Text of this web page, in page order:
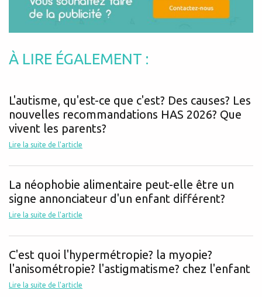
À LIRE ÉGALEMENT :
L'autisme, qu'est-ce que c'est? Des causes? Les
nouvelles recommandations HAS 2026? Que
vivent les parents?
Lire la suite de l'article
La néophobie alimentaire peut-elle être un
signe annonciateur d'un enfant différent?
Lire la suite de l'article
C'est quoi l'hypermétropie? la myopie?
l'anisométropie? l'astigmatisme? chez l'enfant
Lire la suite de l'article